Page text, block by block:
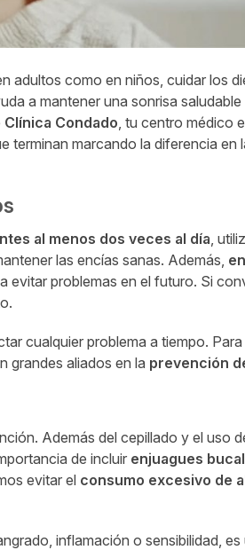
adultos como en niños, cuidar los
a mantener una sonrisa
Clínica Condado , tu centro médico
terminan marcando la diferencia en
al menos dos veces al día,
las encías sanas. Además,
evitar problemas en el futuro. Si
cualquier problema a tiempo.
grandes aliados en la prevención
Además del cepillado y el uso
de incluir enjuagues
evitar el consumo excesivo de
inflamación o sensibilidad,